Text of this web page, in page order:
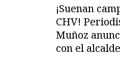
¡Suenan
CHV!
Muñoz
con el